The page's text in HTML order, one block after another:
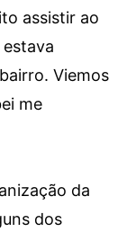
assistir ao
Viemos
me
da
dos